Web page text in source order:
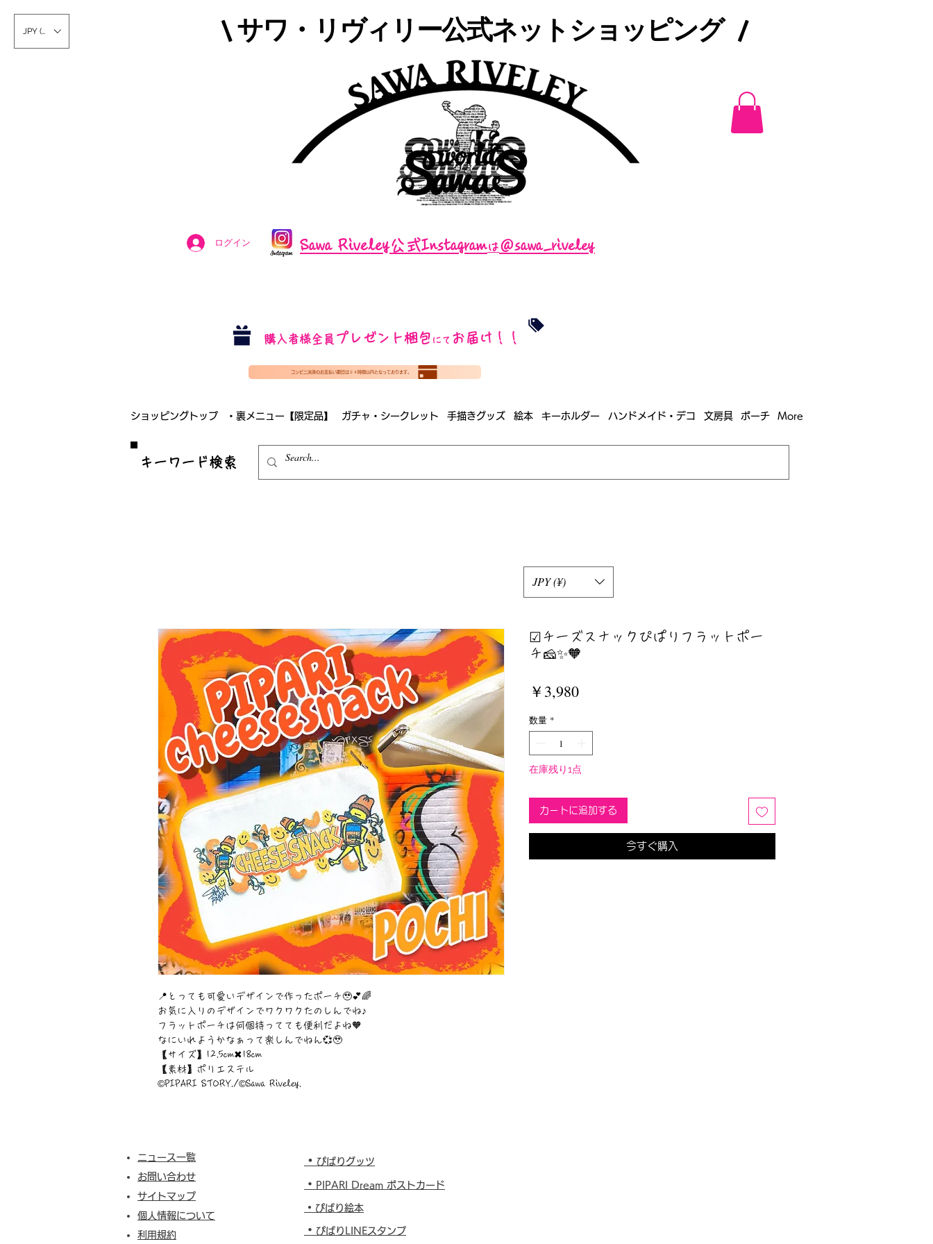
JPY (¥) \ サワ・リヴィリー公式ネットショッピング /​
Sawa Riveley公式Instagramは＠sawa_riveley
ログイン
購入者様全員 プレゼント梱包 にて お届け！！
コンビニ決済のお支払い期日は２４時間以内となっております。
ショッピングトップ ・裏メニュー【限定品】 ガチャ・シークレット 手描きグッズ 絵本 キーホルダー ハンドメイド・デコ 文房具 ポーチ More
​キーワード検索
📍とっても可愛いデザインで作ったポーチ🥹💕🌈
お気に入りのデザインでワクワクたのしんでね♪
フラットポーチは何個持ってても便利だよね🧡
なにいれようかなぁって楽しんでねん💞🥹
【サイズ】12.5cm✖︎18cm
【素材】ポリエステル
©︎PIPARI STORY./©︎Sawa Riveley.
☑︎チーズスナックぴぱりフラットポー
チ🧀✨🧡
￥3,980価
数量 *
在庫残り1点
カートに追加する
今すぐ購入
JPY (¥)
ニュース一覧
お問い合わせ
サイトマップ
個人情報について
利用規約
・ ぴぱりグッツ
・ PIPARI Dream ポストカード
・ ぴぱり絵本
・ ぴぱりLINEスタンプ